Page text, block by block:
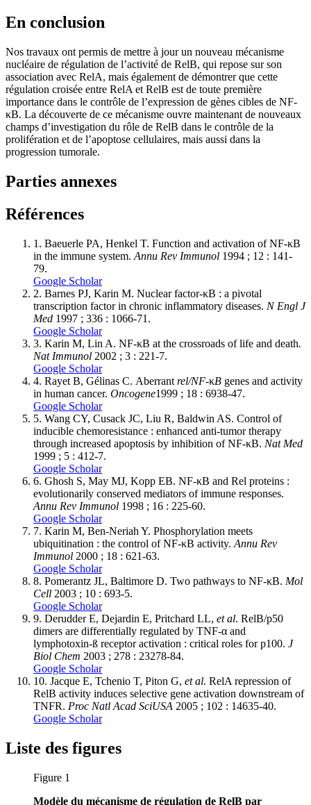
En conclusion
Nos travaux ont permis de mettre à jour un nouveau mécanisme
nucléaire de régulation de l’activité de RelB, qui repose sur son
association avec RelA, mais également de démontrer que cette
régulation croisée entre RelA et RelB est de toute première
importance dans le contrôle de l’expression de gènes cibles de NF-
κB. La découverte de ce mécanisme ouvre maintenant de nouveaux
champs d’investigation du rôle de RelB dans le contrôle de la
prolifération et de l’apoptose cellulaires, mais aussi dans la
progression tumorale.
Parties annexes
Références
1. Baeuerle PA, Henkel T. Function and activation of NF-κB
in the immune system. Annu Rev Immunol 1994 ; 12 : 141-
79.
Google Scholar
2. Barnes PJ, Karin M. Nuclear factor-κB : a pivotal
transcription factor in chronic inflammatory diseases. N Engl J
Med 1997 ; 336 : 1066-71.
Google Scholar
3. Karin M, Lin A. NF-κB at the crossroads of life and death.
Nat Immunol 2002 ; 3 : 221-7.
Google Scholar
4. Rayet B, Gélinas C. Aberrant rel/NF-κB genes and activity
in human cancer. Oncogene1999 ; 18 : 6938-47.
Google Scholar
5. Wang CY, Cusack JC, Liu R, Baldwin AS. Control of
inducible chemoresistance : enhanced anti-tumor therapy
through increased apoptosis by inhibition of NF-κB. Nat Med
1999 ; 5 : 412-7.
Google Scholar
6. Ghosh S, May MJ, Kopp EB. NF-κB and Rel proteins :
evolutionarily conserved mediators of immune responses.
Annu Rev Immunol 1998 ; 16 : 225-60.
Google Scholar
7. Karin M, Ben-Neriah Y. Phosphorylation meets
ubiquitination : the control of NF-κB activity. Annu Rev
Immunol 2000 ; 18 : 621-63.
Google Scholar
8. Pomerantz JL, Baltimore D. Two pathways to NF-κB. Mol
Cell 2003 ; 10 : 693-5.
Google Scholar
9. Derudder E, Dejardin E, Pritchard LL, et al. RelB/p50
dimers are differentially regulated by TNF-α and
lymphotoxin-ß receptor activation : critical roles for p100. J
Biol Chem 2003 ; 278 : 23278-84.
Google Scholar
10. Jacque E, Tchenio T, Piton G, et al. RelA repression of
RelB activity induces selective gene activation downstream of
TNFR. Proc Natl Acad SciUSA 2005 ; 102 : 14635-40.
Google Scholar
Liste des figures
Figure 1
Modèle du mécanisme de régulation de RelB par